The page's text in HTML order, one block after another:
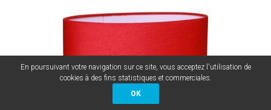
En poursuivant votre navigation sur ce site, vous acceptez l'utilisation de
cookies à des fins statistiques et commerciales.
OK